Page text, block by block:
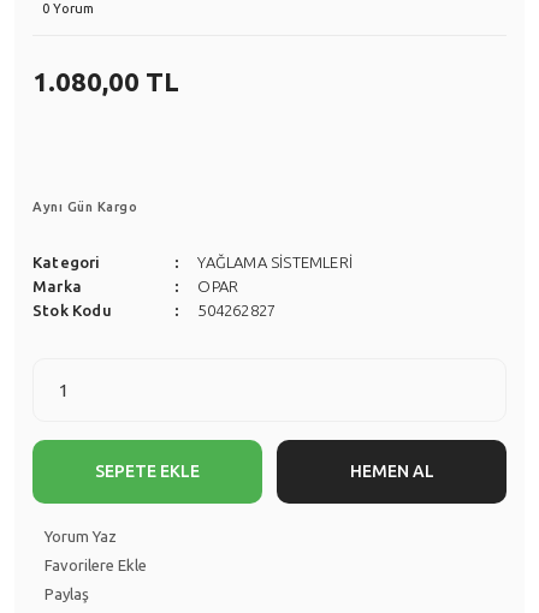
0 Yorum
1.080,00 TL
Aynı Gün Kargo
Kategori
YAĞLAMA SİSTEMLERİ
Marka
OPAR
Stok Kodu
504262827
SEPETE EKLE HEMEN AL
Yorum Yaz
Paylaş